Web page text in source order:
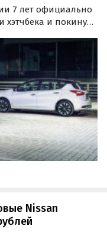
7 лет официально
и покинула
Nissan